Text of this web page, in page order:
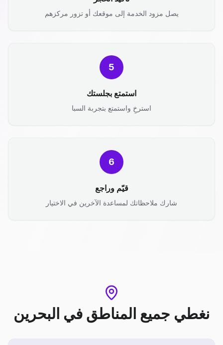
يصل مزود الخدمة إلى موقعك أو تزور مركزهم
5
استمتع بجلستك
استرخِ واستمتع بتجربة السبا
6
قيّم وراجع
شارك ملاحظاتك لمساعدة الآخرين في الاختيار
نغطي جميع المناطق في البحرين